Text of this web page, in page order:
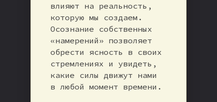
влияют на реальность,
которую мы создаем.
Осознание собственных
«намерений» позволяет
обрести ясность в своих
стремлениях и увидеть,
какие силы движут нами
в любой момент времени.